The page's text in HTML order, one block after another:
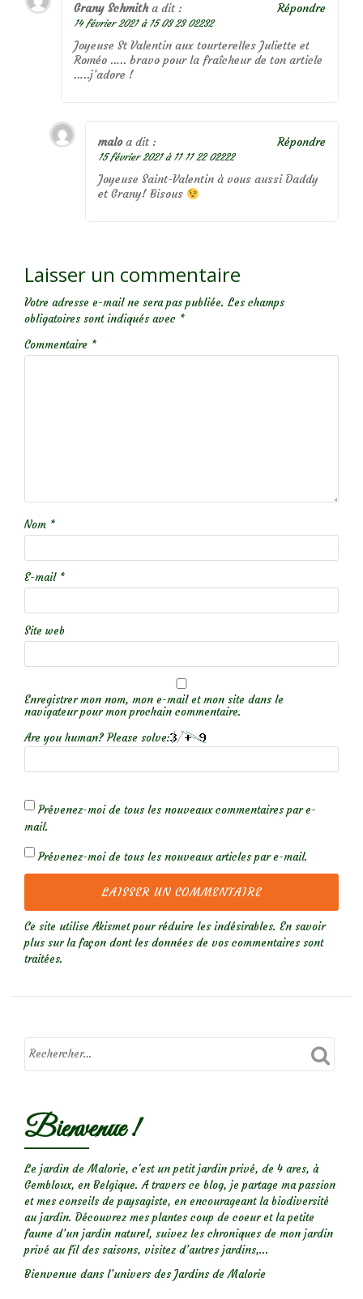
Grany Schmith a dit :
14 février 2021 à 15 03 23 02232
Joyeuse St Valentin aux tourterelles Juliette et
Roméo ….. bravo pour la fraîcheur de ton article
…..j’adore !
Répondre
malo a dit :
15 février 2021 à 11 11 22 02222
Joyeuse Saint-Valentin à vous aussi Daddy
et Grany! Bisous
Répondre
Laisser un commentaire
Votre adresse e-mail ne sera pas publiée. Les champs
obligatoires sont indiqués avec *
Commentaire *
Nom *
E-mail *
Site web
Enregistrer mon nom, mon e-mail et mon site dans le
navigateur pour mon prochain commentaire.
Are you human? Please solve:
Prévenez-moi de tous les nouveaux commentaires par e-
mail.
Prévenez-moi de tous les nouveaux articles par e-mail.
Ce site utilise Akismet pour réduire les indésirables. En savoir
plus sur la façon dont les données de vos commentaires sont
traitées.
Bienvenue !
Le jardin de Malorie, c'est un petit jardin privé, de 4 ares, à
Gembloux, en Belgique. A travers ce blog, je partage ma passion
et mes conseils de paysagiste, en encourageant la biodiversité
au jardin. Découvrez mes plantes coup de coeur et la petite
faune d’un jardin naturel, suivez les chroniques de mon jardin
privé au fil des saisons, visitez d’autres jardins,...
Bienvenue dans l’univers des Jardins de Malorie